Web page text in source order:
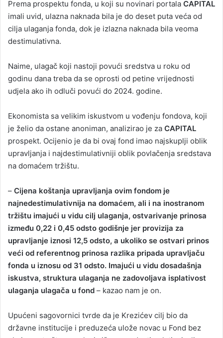
Prema prospektu fonda, u koji su novinari portala CAPITAL
imali uvid, ulazna naknada bila je do deset puta veća od
cilja ulaganja fonda, dok je izlazna naknada bila veoma
destimulativna.
Naime, ulagač koji nastoji povući sredstva u roku od
godinu dana treba da se oprosti od petine vrijednosti
udjela ako ih odluči povući do 2024. godine.
Ekonomista sa velikim iskustvom u vođenju fondova, koji
je želio da ostane anoniman, analizirao je za CAPITAL
prospekt. Ocijenio je da bi ovaj fond imao najskuplji oblik
upravljanja i najdestimulativniji oblik povlačenja sredstava
na domaćem tržištu.
– Cijena koštanja upravljanja ovim fondom je
najnedestimulativnija na domaćem, ali i na inostranom
tržištu imajući u vidu cilj ulaganja, ostvarivanje prinosa
između 0,22 i 0,45 odsto godišnje jer provizija za
upravljanje iznosi 12,5 odsto, a ukoliko se ostvari prinos
veći od referentnog prinosa razlika pripada upravljaču
fonda u iznosu od 31 odsto. Imajući u vidu dosadašnja
iskustva, struktura ulaganja ne zadovoljava isplativost
ulaganja ulagača u fond – kazao nam je on.
Upućeni sagovornici tvrde da je Krezićev cilj bio da
državne institucije i preduzeća ulože novac u Fond bez